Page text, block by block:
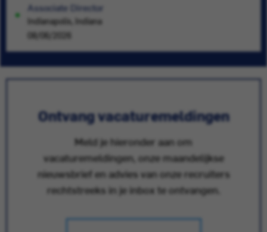
Associate Director
Indianapolis, Indiana
08/06/2026
Ontvang vacaturemeldingen
Meld je hieronder aan om
vacaturemeldingen, onze maandelijkse
nieuwsbrief en advies van onze recruiters
rechtstreeks in je inbox te ontvangen.